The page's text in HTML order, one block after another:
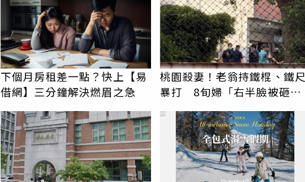
下個月房租差一點？快上【易
借網】三分鐘解決燃眉之急
桃園殺妻！老翁持鐵棍、鐵
暴打 8旬婦「右半臉被砸
PR